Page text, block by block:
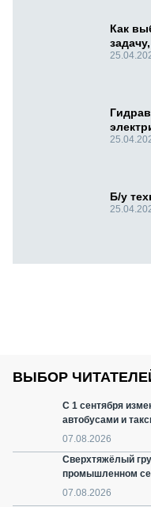
Как
Б/у
ВЫБОР
С 1 сентября
автобусами и
07.08.2026
Сверхтяжёлый
промышленном
07.08.2026